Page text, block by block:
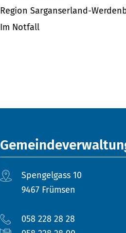
Region Sarganserland-
Im Notfall
Spengelgass 10
9467 Frümsen
058 228 28 28